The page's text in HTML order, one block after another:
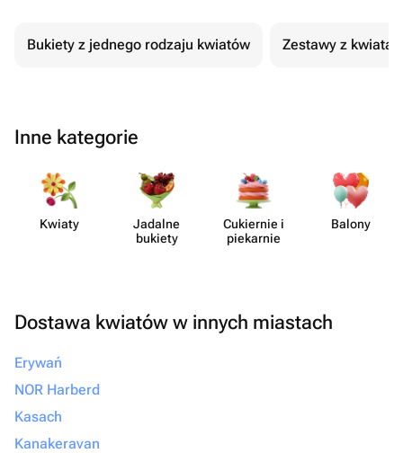
Bukiety z jednego rodzaju kwiatów Zestawy z
Inne kategorie
Kwiaty
Jadalne
bukiety
Cukiernie i
piekarnie
Balony
Dostawa kwiatów w innych miastach
Erywań
NOR Harberd
Kasach
Kanakeravan